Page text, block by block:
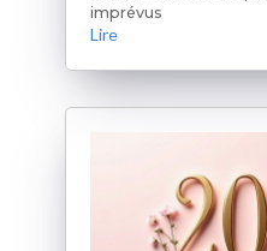
imprévus
Lire